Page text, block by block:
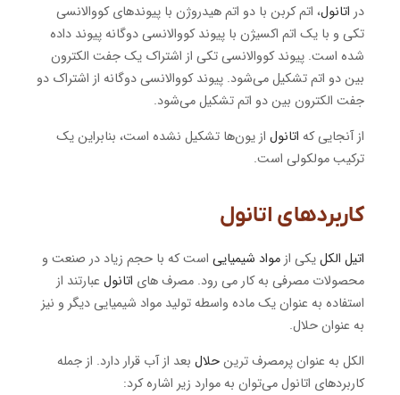
در اتانول، اتم کربن با دو اتم هیدروژن با پیوندهای کووالانسی
تکی و با یک اتم اکسیژن با پیوند کووالانسی دوگانه پیوند داده
شده است. پیوند کووالانسی تکی از اشتراک یک جفت الکترون
بین دو اتم تشکیل می‌شود. پیوند کووالانسی دوگانه از اشتراک دو
جفت الکترون بین دو اتم تشکیل می‌شود.
از آنجایی که اتانول از یون‌ها تشکیل نشده است، بنابراین یک
ترکیب مولکولی است.
کاربردهای اتانول
اتیل الکلیکی از مواد شیمیایی است که با حجم زیاد در صنعت و
محصولات مصرفی به کار می رود. مصرف های اتانول عبارتند از
استفاده به عنوان یک ماده واسطه تولید مواد شیمیایی دیگر و نیز
به عنوان حلال.
الکل به عنوان پرمصرف ترینحلال بعد از آب قرار دارد. از جمله
کاربردهای اتانول می‌توان به موارد زیر اشاره کرد: